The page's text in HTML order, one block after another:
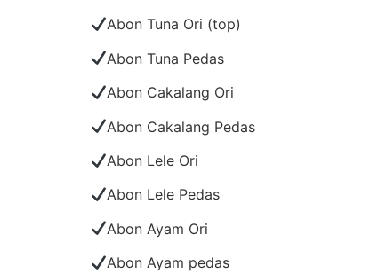
Abon Tuna Ori (top)
Abon Tuna Pedas
Abon Cakalang Ori
Abon Cakalang Pedas
Abon Lele Ori
Abon Lele Pedas
Abon Ayam Ori
Abon Ayam pedas